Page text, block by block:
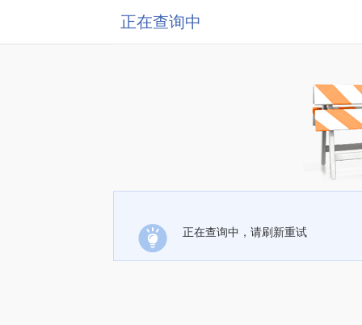
正在查询中
正在查询中，请刷新重试